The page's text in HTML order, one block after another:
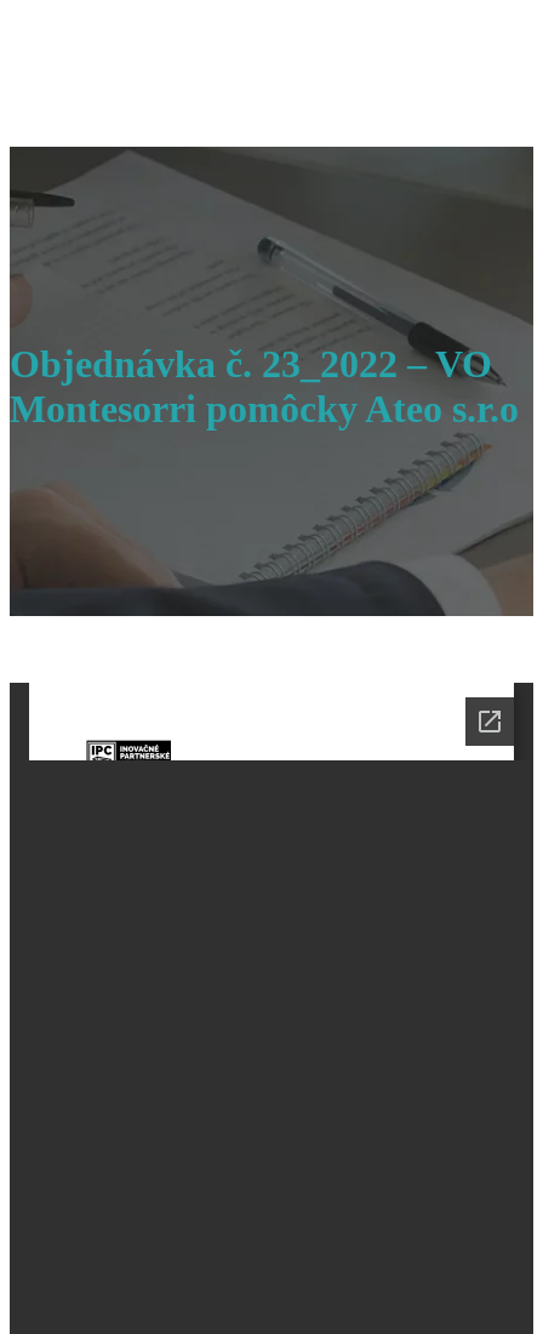
Objednávka č. 23_2022 – VO
Montesorri pomôcky Ateo s.r.o